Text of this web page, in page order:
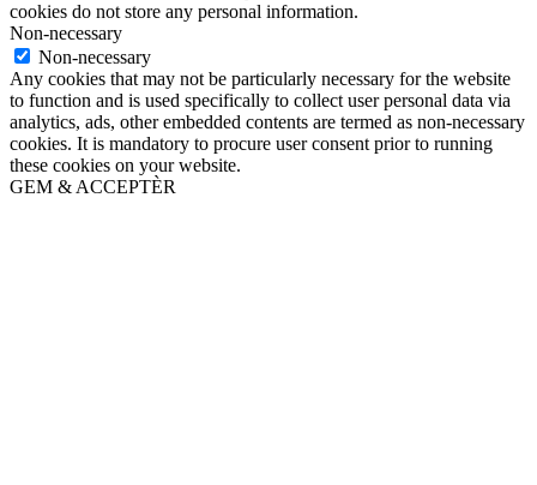
cookies do not store any personal information.
Non-necessary
Non-necessary
Any cookies that may not be particularly necessary for the website
to function and is used specifically to collect user personal data via
analytics, ads, other embedded contents are termed as non-necessary
cookies. It is mandatory to procure user consent prior to running
these cookies on your website.
GEM & ACCEPTÈR